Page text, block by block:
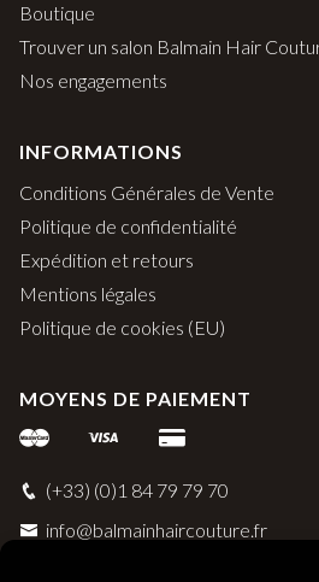
Boutique
Trouver un salon Balmain Hair
Nos engagements
INFORMATIONS
Conditions Générales de Vente
Politique de confidentialité
Expédition et retours
Mentions légales
Politique de cookies (EU)
MOYENS DE PAIEMENT
(+33) (0)1 84 79 79 70
info@balmainhaircouture.fr